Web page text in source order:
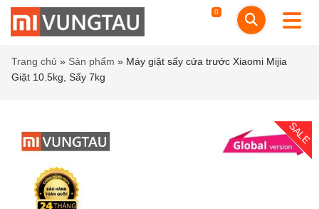
0
Trang chủ » Sản phẩm » Máy giặt sấy cửa trước Xiaomi Mijia
Giặt 10.5kg, Sấy 7kg
SALE